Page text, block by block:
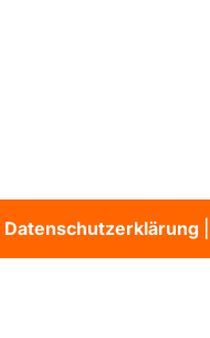
Datenschutzerklärung